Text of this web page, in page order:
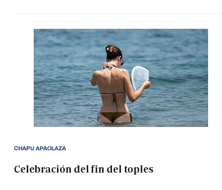
Celebración del fin del toples
CHAPU APAOLAZA